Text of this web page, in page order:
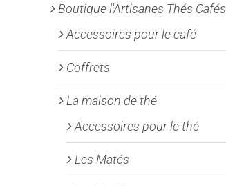
Boutique l'Artisanes Thés Cafés
Accessoires pour le café
Coffrets
La maison de thé
Accessoires pour le thé
Les Matés